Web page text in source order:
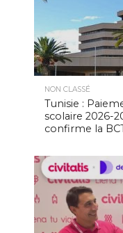
NON CLASSÉ
Tunisie :
scolaire 2026-
confirme la